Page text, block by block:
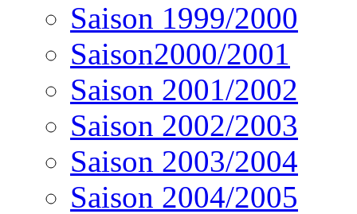
Saison 1999/2000
Saison2000/2001
Saison 2001/2002
Saison 2002/2003
Saison 2003/2004
Saison 2004/2005